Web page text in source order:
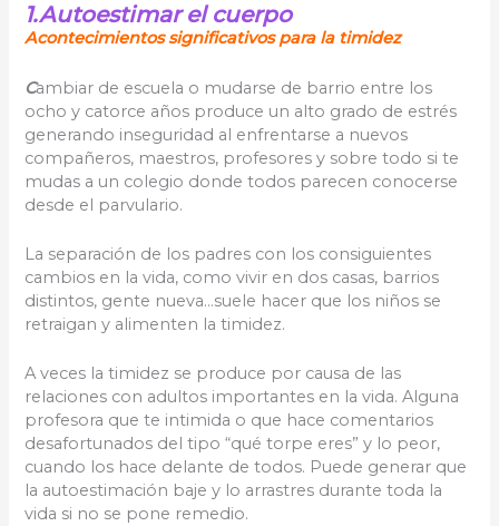
1.Autoestimar el cuerpo
Acontecimientos significativos para la timidez
Cambiar de escuela o mudarse de barrio entre los
ocho y catorce años produce un alto grado de estrés
generando inseguridad al enfrentarse a nuevos
compañeros, maestros, profesores y sobre todo si te
mudas a un colegio donde todos parecen conocerse
desde el parvulario.
La separación de los padres con los consiguientes
cambios en la vida, como vivir en dos casas, barrios
distintos, gente nueva…suele hacer que los niños se
retraigan y alimenten la timidez.
A veces la timidez se produce por causa de las
relaciones con adultos importantes en la vida. Alguna
profesora que te intimida o que hace comentarios
desafortunados del tipo “qué torpe eres” y lo peor,
cuando los hace delante de todos. Puede generar que
la autoestimación baje y lo arrastres durante toda la
vida si no se pone remedio.